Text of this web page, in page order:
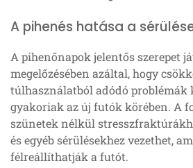
A pihenés hatása a
A pihenőnapok jelentős szerepet
megelőzésében azáltal, hogy
túlhasználatból adódó problémák
gyakoriak az új futók körében. A
szünetek nélkül
és egyéb sérülésekhez vezethet,
félreállíthatják a futót.